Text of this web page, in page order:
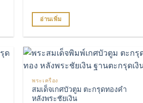
อ่านเพิ่ม
เพิ่มรายการโปรด
พระเครื่อง
สมเด็จเกศบัวตูม ตะกรุดทองคํา
หลังพระชัยเงิน